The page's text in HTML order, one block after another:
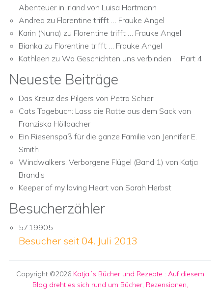
Abenteuer in Irland von Luisa Hartmann
Andrea zu Florentine trifft … Frauke Angel
Karin (Nuna) zu Florentine trifft … Frauke Angel
Bianka zu Florentine trifft … Frauke Angel
Kathleen zu Wo Geschichten uns verbinden … Part 4
Neueste Beiträge
Das Kreuz des Pilgers von Petra Schier
Cats Tagebuch: Lass die Ratte aus dem Sack von
Franziska Höllbacher
Ein Riesenspaß für die ganze Familie von Jennifer E.
Smith
Windwalkers: Verborgene Flügel (Band 1) von Katja
Brandis
Keeper of my loving Heart von Sarah Herbst
Besucherzähler
5719905
Besucher seit 04. Juli 2013
Copyright ©2026 Katja´s Bücher und Rezepte : Auf diesem
Blog dreht es sich rund um Bücher, Rezensionen,